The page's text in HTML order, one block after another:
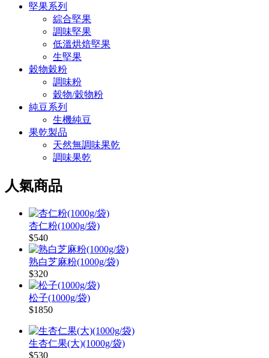
堅果系列
綜合堅果
調味堅果
低溫烘焙堅果
生堅果
穀物穀粉
調味粉
穀物/穀物粉
純豆系列
生機純豆
果乾製品
天然無調味果乾
調味果乾
人氣商品
杏仁粉(1000g/袋)
$540
熟白芝麻粉(1000g/袋)
$320
松子(1000g/袋)
$1850
生杏仁果(大)(1000g/袋)
$530